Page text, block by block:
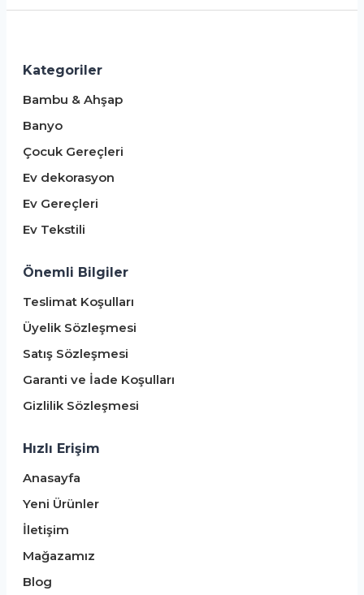
Kategoriler
Bambu & Ahşap
Banyo
Çocuk Gereçleri
Ev dekorasyon
Ev Gereçleri
Ev Tekstili
Önemli Bilgiler
Teslimat Koşulları
Üyelik Sözleşmesi
Satış Sözleşmesi
Garanti ve İade Koşulları
Gizlilik Sözleşmesi
Hızlı Erişim
Anasayfa
Yeni Ürünler
İletişim
Mağazamız
Blog